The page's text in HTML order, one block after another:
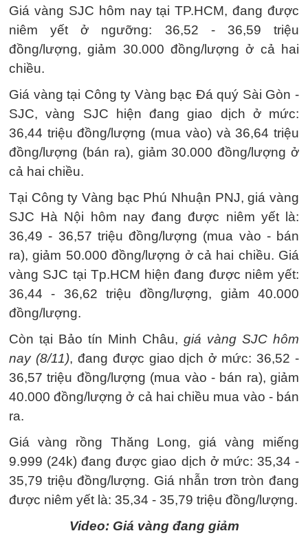
Giá vàng SJC hôm nay tại TP.HCM, đang được
niêm yết ở ngưỡng: 36,52 - 36,59 triệu
đồng/lượng, giảm 30.000 đồng/lượng ở cả hai
chiều.
Giá vàng tại Công ty Vàng bạc Đá quý Sài Gòn -
SJC, vàng SJC hiện đang giao dịch ở mức:
36,44 triệu đồng/lượng (mua vào) và 36,64 triệu
đồng/lượng (bán ra), giảm 30.000 đồng/lượng ở
cả hai chiều.
Tại Công ty Vàng bạc Phú Nhuận PNJ, giá vàng
SJC Hà Nội hôm nay đang được niêm yết là:
36,49 - 36,57 triệu đồng/lượng (mua vào - bán
ra), giảm 50.000 đồng/lượng ở cả hai chiều. Giá
vàng SJC tại Tp.HCM hiện đang được niêm yết:
36,44 - 36,62 triệu đồng/lượng, giảm 40.000
đồng/lượng.
Còn tại Bảo tín Minh Châu, giá vàng SJC hôm
nay (8/11), đang được giao dịch ở mức: 36,52 -
36,57 triệu đồng/lượng (mua vào - bán ra), giảm
40.000 đồng/lượng ở cả hai chiều mua vào - bán
ra.
Giá vàng rồng Thăng Long, giá vàng miếng
9.999 (24k) đang được giao dịch ở mức: 35,34 -
35,79 triệu đồng/lượng. Giá nhẫn trơn tròn đang
được niêm yết là: 35,34 - 35,79 triệu đồng/lượng.
Video: Giá vàng đang giảm